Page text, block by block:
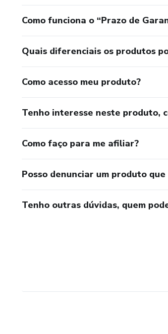
Como funciona o “Prazo de
Quais diferenciais os produtos
Como acesso meu produto?
Tenho interesse neste produto,
Como faço para me afiliar?
Posso denunciar um produto
Tenho outras dúvidas, quem